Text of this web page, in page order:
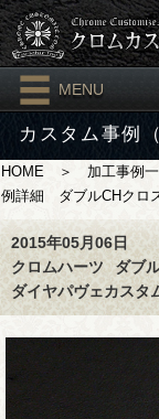
MENU
カスタム事例
HOME ＞ 加工事例
例詳細 ダブルCHクロ
2015年05月06日
クロムハーツ
ダブ
ダイヤパヴェカスタ